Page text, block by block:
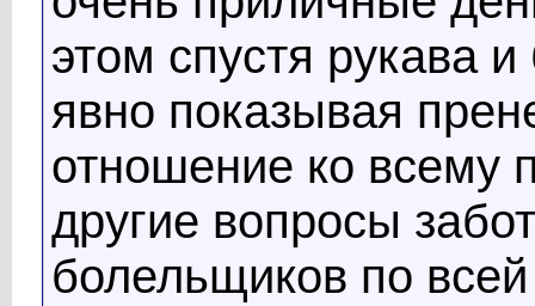
этом спустя рукава
явно показывая
отношение ко всему
другие вопросы
болельщиков по